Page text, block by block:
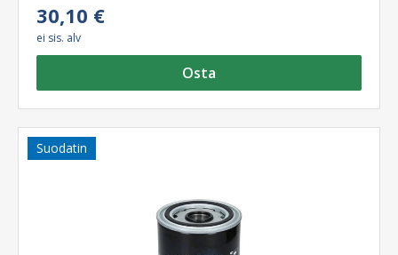
30,10 €
ei sis. alv
Osta
Suodatin